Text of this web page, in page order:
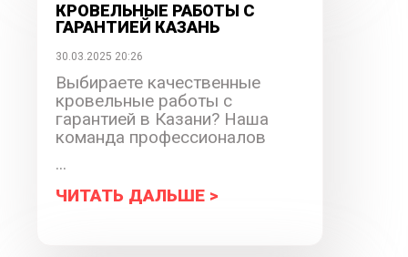
КРОВЕЛЬНЫЕ РАБОТЫ С
ГАРАНТИЕЙ КАЗАНЬ
30.03.2025 20:26
Выбираете качественные
кровельные работы с
гарантией в Казани? Наша
команда профессионалов
...
ЧИТАТЬ ДАЛЬШЕ >